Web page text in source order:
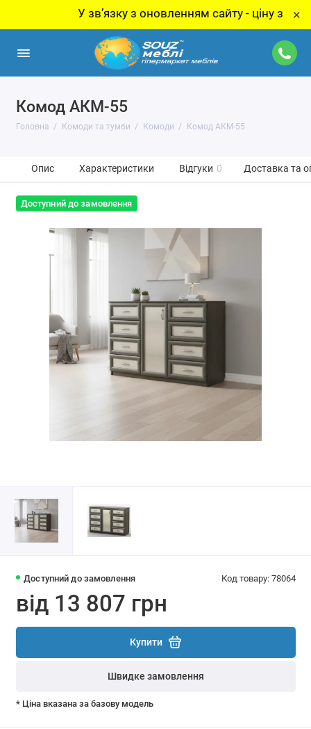
У звʼязку з оновленням сайту - ціну за товар×
Комод АКМ-55
Головна Комоди та тумби Комоди Комод АКМ-55
Опис Характеристики Відгуки 0 Доставка та
Доступний до замовлення
Доступний до замовлення Код товару: 78064
від 13 807 грн
Купити
Швидке замовлення
* Ціна вказана за базову модель